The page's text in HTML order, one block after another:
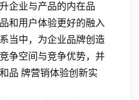
企业与产品的内在品
和用户体验更好的融入
当中，为企业品牌创造
争空间与竞争优势，并
品 牌营销体验创新实